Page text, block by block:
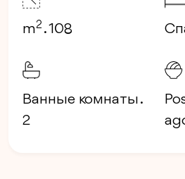
m2 . 108
Ванные комнаты .
2